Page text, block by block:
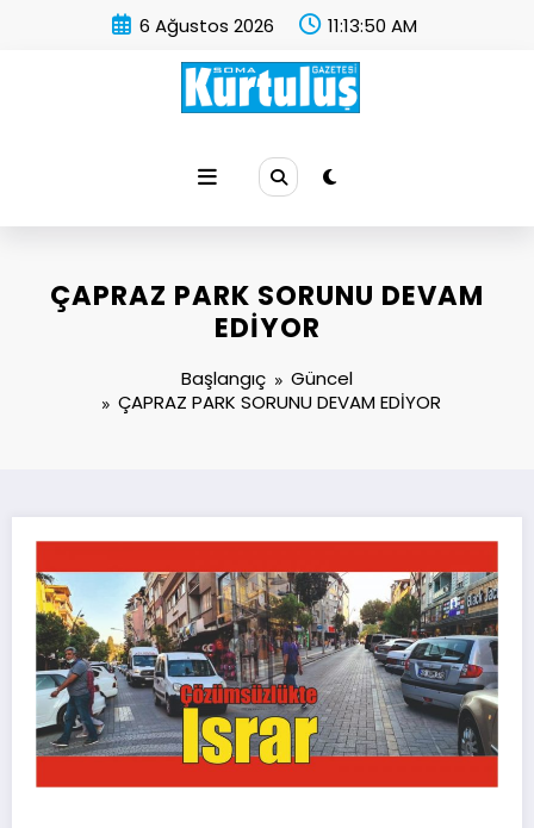
6 Ağustos 2026 11:13:51 AM
ÇAPRAZ PARK SORUNU DEVAM
EDİYOR
Başlangıç
Güncel
ÇAPRAZ PARK SORUNU DEVAM EDİYOR